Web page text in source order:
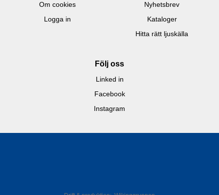
Om cookies
Logga in
Nyhetsbrev
Kataloger
Hitta rätt ljuskälla
Följ oss
Linked in
Facebook
Instagram